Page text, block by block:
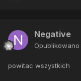
Negative
Opublikowano
powitac wszystkich